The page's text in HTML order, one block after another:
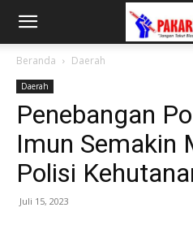
Beranda Daerah
Daerah
Penebangan
Imun Semakin
Polisi
Juli 15, 2023